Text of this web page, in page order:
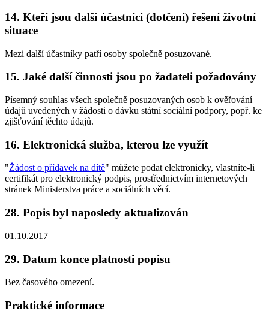
14. Kteří jsou další účastníci (dotčení) řešení životní
situace
Mezi další účastníky patří osoby společně posuzované.
15. Jaké další činnosti jsou po žadateli požadovány
Písemný souhlas všech společně posuzovaných osob k ověřování
údajů uvedených v žádosti o dávku státní sociální podpory, popř. ke
zjišťování těchto údajů.
16. Elektronická služba, kterou lze využít
"Žádost o přídavek na dítě" můžete podat elektronicky, vlastníte-li
certifikát pro elektronický podpis, prostřednictvím internetových
stránek Ministerstva práce a sociálních věcí.
28. Popis byl naposledy aktualizován
01.10.2017
29. Datum konce platnosti popisu
Bez časového omezení.
Praktické informace